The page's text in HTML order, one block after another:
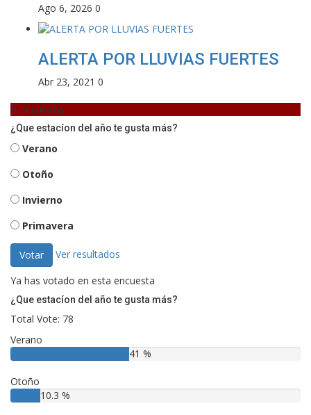
Ago 6, 2026 0
ALERTA POR LLUVIAS FUERTES
Abr 23, 2021 0
Encuesta
¿Que estacíon del año te gusta más?
Verano
Otoño
Invierno
Primavera
Votar Ver resultados
Ya has votado en esta encuesta
¿Que estacíon del año te gusta más?
Total Vote: 78
Verano
41 %
Otoño
10.3 %